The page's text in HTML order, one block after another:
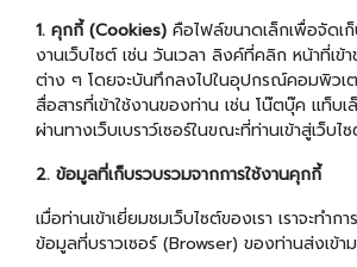
1. คุกกี้ (Cookies) คือไฟล์ขนาดเล็กเพื่อจัดเก็
งานเว็บไซต์ เช่น วันเวลา ลิงค์ที่คลิก หน้าที่เข้
ต่าง ๆ โดยจะบันทึกลงไปในอุปกรณ์คอมพิวเ
สื่อสารที่เข้าใช้งานของท่าน เช่น โน๊ตบุ๊ค แท็บ
ผ่านทางเว็บเบราว์เซอร์ในขณะที่ท่านเข้าสู่เว็บไ
2. ข้อมูลที่เก็บรวบรวมจากการใช้งานคุกกี้
เมื่อท่านเข้าเยี่ยมชมเว็บไซต์ของเรา เราจะทำก
ข้อมูลที่บราวเซอร์ (Browser) ของท่านส่งเข้า